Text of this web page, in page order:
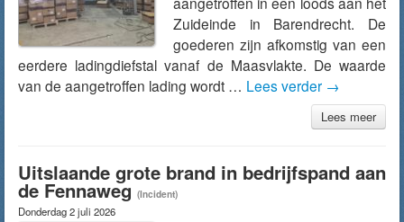
Zuideinde in Barendrecht. De
goederen zijn afkomstig van een
eerdere ladingdiefstal vanaf de Maasvlakte. De waarde
van de aangetroffen lading wordt … Lees verder →
Lees meer
Uitslaande grote brand in bedrijfspand aan
de Fennaweg (Incident)
Donderdag 2 juli 2026